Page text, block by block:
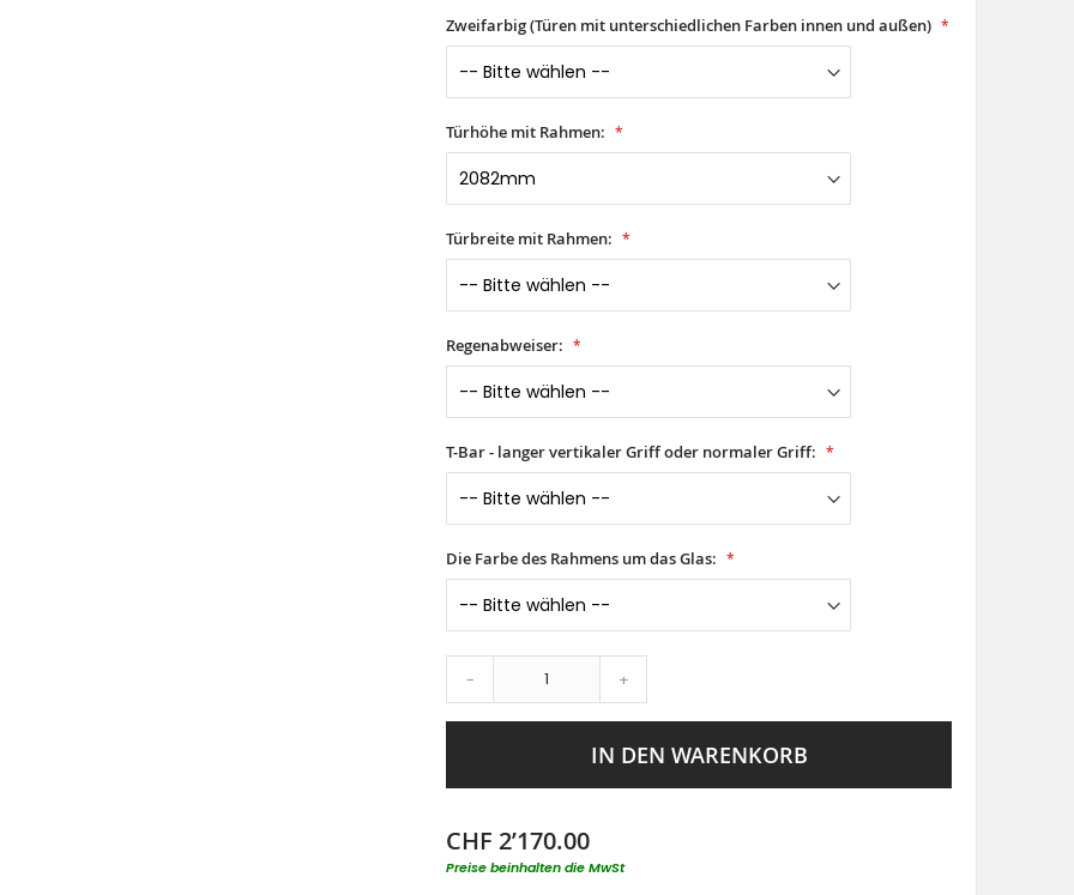
Zweifarbig (Türen mit unterschiedlichen Farben innen und außen)
Türhöhe mit Rahmen:
Türbreite mit Rahmen:
Regenabweiser:
T-Bar - langer vertikaler Griff oder normaler Griff:
Die Farbe des Rahmens um das Glas:
- +
IN DEN WARENKORB
CHF 2’170.00
Preise beinhalten die MwSt